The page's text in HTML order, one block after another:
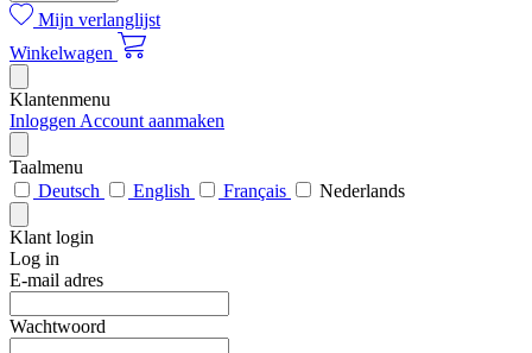
Mijn verlanglijst
Winkelwagen
Klantenmenu
Inloggen Account aanmaken
Taalmenu
Deutsch
English Français Nederlands
Klant login
Log in
E-mail adres
Wachtwoord